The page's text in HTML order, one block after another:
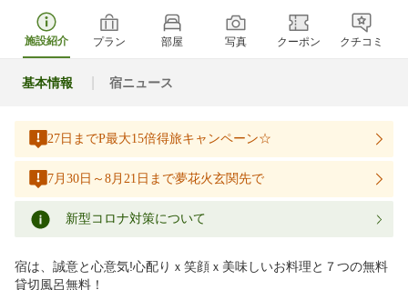
施設紹介 プラン 部屋 写真 クーポン クチコミ
基本情報 宿ニュース
27日までP最大15倍得旅キャンペーン☆
7月30日～8月21日まで夢花火玄関先で
新型コロナ対策について
宿は、誠意と心意気!心配りｘ笑顔ｘ美味しいお料理と７つの無料
貸切風呂無料！